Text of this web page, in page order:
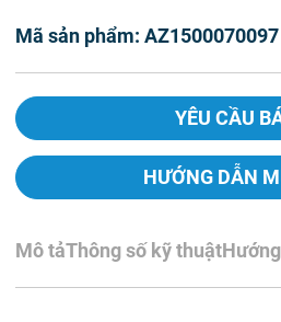
Mã sản phẩm: AZ1500070097
YÊU CẦU
HƯỚNG DẪN
Mô tảThông số kỹ thuật